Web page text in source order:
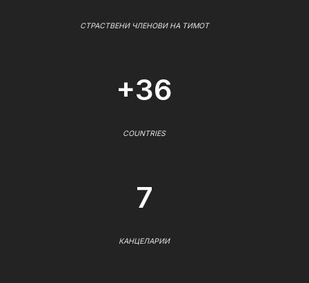
СТРАСТВЕНИ ЧЛЕНОВИ НА ТИМОТ
+36
COUNTRIES
7
КАНЦЕЛАРИИ